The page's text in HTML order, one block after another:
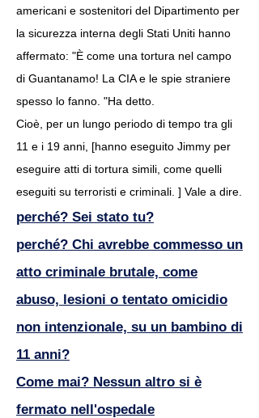
americani e sostenitori del Dipartimento per
la sicurezza interna degli Stati Uniti hanno
affermato: "È come una tortura nel campo
di Guantanamo! La CIA e le spie straniere
spesso lo fanno. "Ha detto.
Cioè, per un lungo periodo di tempo tra gli
11 e i 19 anni, [hanno eseguito Jimmy per
eseguire atti di tortura simili, come quelli
eseguiti su terroristi e criminali. ] Vale a dire.
perché? Sei stato tu?
perché? Chi avrebbe commesso un
atto criminale brutale, come
abuso, lesioni o tentato omicidio
non intenzionale, su un bambino di
11 anni?
Come mai? Nessun altro si è
fermato nell'ospedale